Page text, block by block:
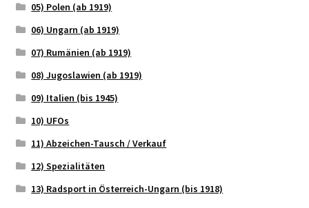
05) Polen (ab 1919)
06) Ungarn (ab 1919)
07) Rumänien (ab 1919)
08) Jugoslawien (ab 1919)
09) Italien (bis 1945)
10) UFOs
11) Abzeichen-Tausch / Verkauf
12) Spezialitäten
13) Radsport in Österreich-Ungarn (bis 1918)